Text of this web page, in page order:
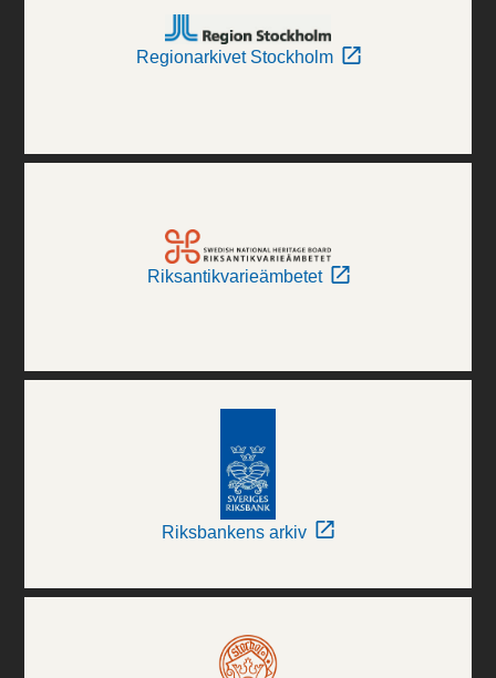
Regionarkivet Stockholm
Riksantikvarieämbetet
Riksbankens arkiv